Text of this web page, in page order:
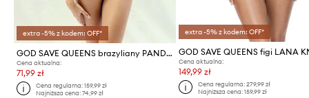
extra -5% z kodem: OFF*
GOD SAVE QUEENS brazyliany PANDORA KNICKERS HIGH-WAISTED
Cena aktualna:
71,99 zł
Cena regularna:159,99 zł
Najniższa cena:74,99 zł
extra -5% z kodem: OFF*
Cena aktualna:
149,99 zł
Cena regularna: 279,99 zł
Najniższa cena: 159,99 zł